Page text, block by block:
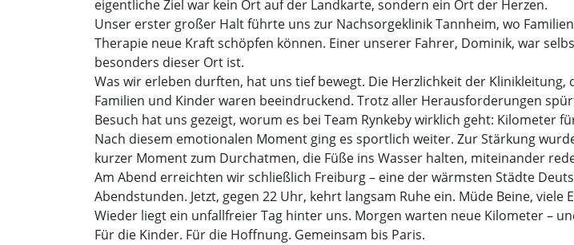
eigentliche Ziel war kein Ort auf der Landkarte, sondern ein Ort der Herzen.
Unser erster großer Halt führte uns zur Nachsorgeklinik Tannheim, wo
Therapie neue Kraft schöpfen können. Einer unserer Fahrer, Dominik, war
besonders dieser Ort ist.
Was wir erleben durften, hat uns tief bewegt. Die Herzlichkeit der
Familien und Kinder waren beeindruckend. Trotz aller Herausforderungen
Besuch hat uns gezeigt, worum es bei Team Rynkeby wirklich geht: Kilometer
Nach diesem emotionalen Moment ging es sportlich weiter. Zur Stärkung
kurzer Moment zum Durchatmen, die Füße ins Wasser halten, miteinander
Am Abend erreichten wir schließlich Freiburg – eine der wärmsten Städte
Abendstunden. Jetzt, gegen 22 Uhr, kehrt langsam Ruhe ein. Müde Beine,
Wieder liegt ein unfallfreier Tag hinter uns. Morgen warten neue Kilometer –
Für die Kinder. Für die Hoffnung. Gemeinsam bis Paris.